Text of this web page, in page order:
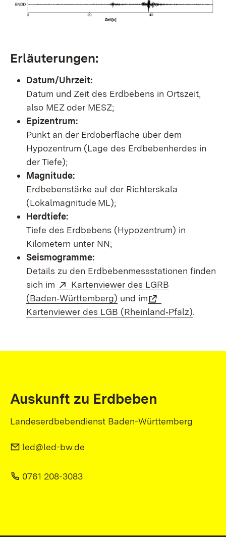
Erläuterungen:
Datum/Uhrzeit:
Datum und Zeit des Erdbebens in Ortszeit,
also MEZ oder MESZ;
Epizentrum:
Punkt an der Erdoberfläche über dem
Hypozentrum (Lage des Erdbebenherdes in
der Tiefe);
Magnitude:
Erdbebenstärke auf der Richterskala
(Lokalmagnitude ML);
Herdtiefe:
Tiefe des Erdbebens (Hypozentrum) in
Kilometern unter NN;
Seismogramme:
Details zu den Erdbebenmessstationen finden
sich im
Kartenviewer des LGRB
(Baden‑Württemberg) und im
Kartenviewer des LGB (Rheinland‑Pfalz).
Auskunft zu Erdbeben
Landeserdbebendienst Baden-Württemberg
led@led-bw.de
0761 208-3083